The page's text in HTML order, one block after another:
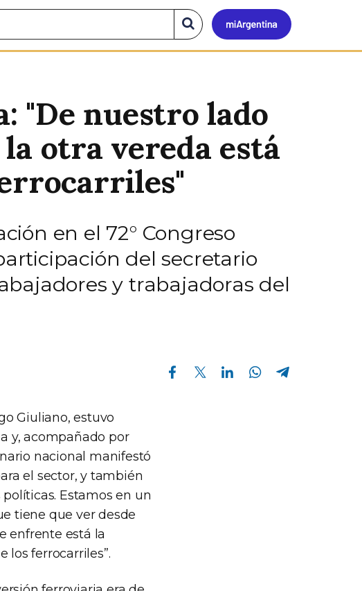
Mi
Buscar
en
el
"De nuestro lado
otra vereda está
en el 72° Congreso
del secretario
y trabajadoras del
Compartir en Facebook Compartir en Twitter Compartir en Linkedin Compartir en Whatsapp
Giuliano, estuvo
y, acompañado por
nacional manifestó
el sector, y también
Estamos en un
tiene que ver desde
enfrente está la
los ferrocarriles”.